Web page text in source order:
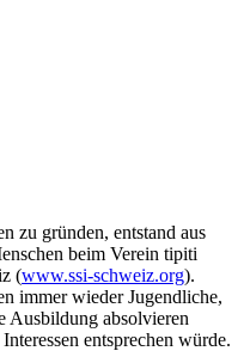
zu gründen, entstand aus
beim Verein tipiti
(www.ssi-schweiz.org).
immer wieder Jugendliche,
Ausbildung absolvieren
entsprechen würde.